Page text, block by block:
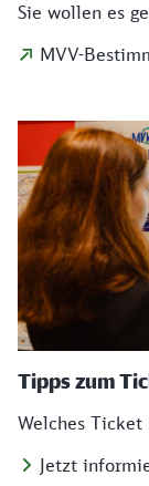
Sie wollen es
MVV-
Tipps zum
Welches
Jetzt